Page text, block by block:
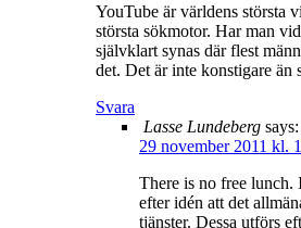
YouTube är världens största
största sökmotor. Har man
självklart synas där flest
det. Det är inte konstigare än
Svara
Lasse Lundeberg says:
29 november 2011 kl.
There is no free lunch.
efter idén att det
tjänster. Dessa utförs